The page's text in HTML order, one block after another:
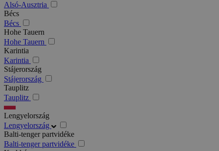
Alsó-Ausztria
Bécs
Bécs
Hohe Tauern
Hohe Tauern
Karintia
Karintia
Stájerország
Stájerország
Tauplitz
Tauplitz
Lengyelország
Lengyelország
Balti-tenger partvidéke
Balti-tenger partvidéke